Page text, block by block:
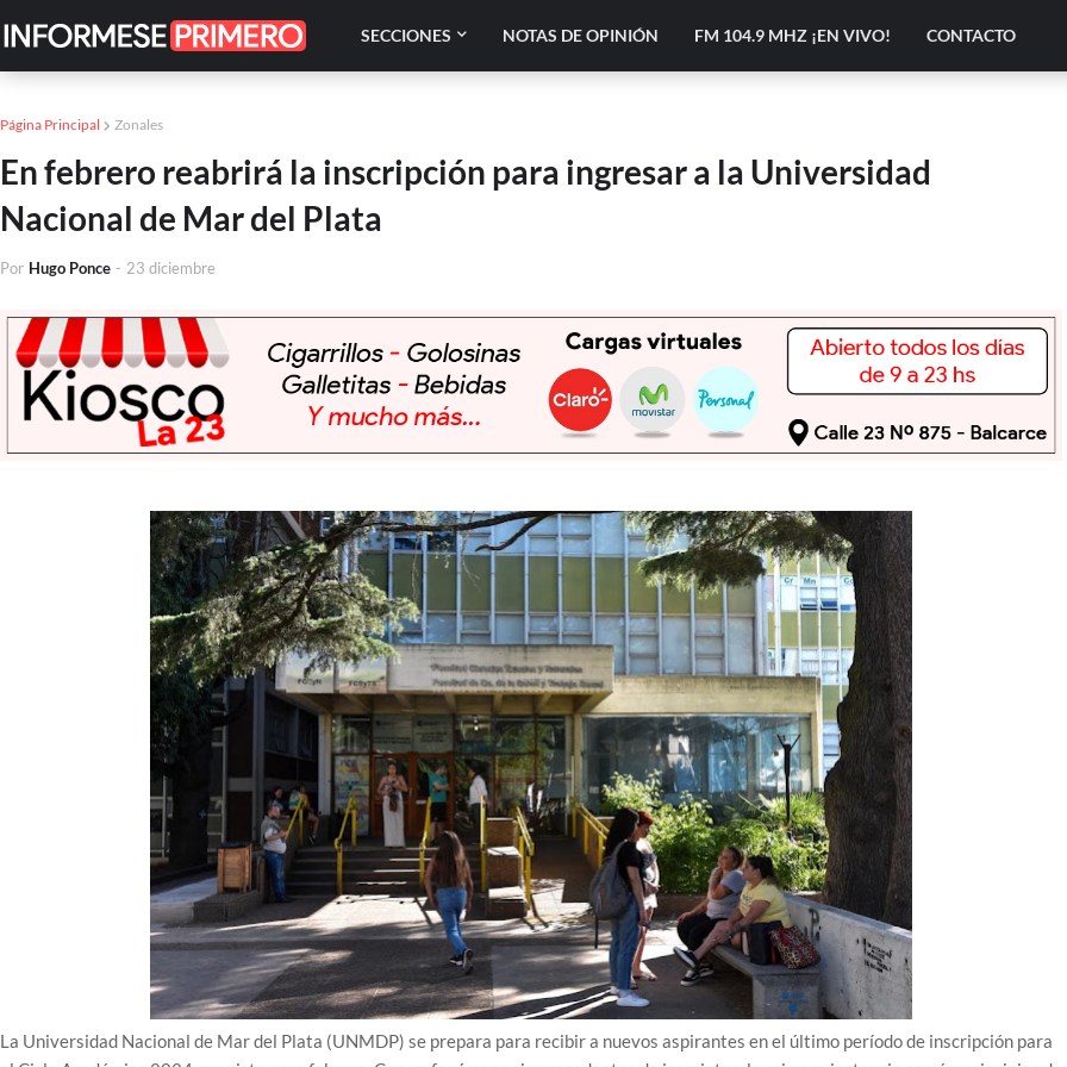
SECCIONES NOTAS DE OPINIÓN FM 104.9 MHZ ¡EN VIVO! CONTACTO
Página Principal Zonales
En febrero reabrirá la inscripción para ingresar a la Universidad
Nacional de Mar del Plata
Por Hugo Ponce - 23 diciembre
La Universidad Nacional de Mar del Plata (UNMDP) se prepara para recibir a nuevos aspirantes en el último período de inscripción para